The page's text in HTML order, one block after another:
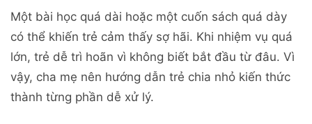
Một bài học quá dài hoặc một cuốn sách quá dày
có thể khiến trẻ cảm thấy sợ hãi. Khi nhiệm vụ quá
lớn, trẻ dễ trì hoãn vì không biết bắt đầu từ đâu. Vì
vậy, cha mẹ nên hướng dẫn trẻ chia nhỏ kiến thức
thành từng phần dễ xử lý.